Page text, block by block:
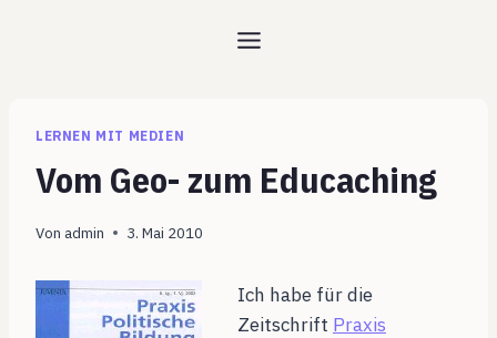
LERNEN MIT MEDIEN
Vom Geo- zum Educaching
Von admin 3. Mai 2010
Ich habe für die
Zeitschrift Praxis